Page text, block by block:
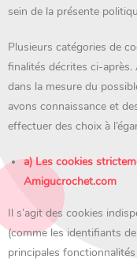
sein de la présente
Plusieurs catégories de
finalités décrites ci-
dans la mesure du
avons connaissance et
effectuer des choix à
a) Les cookies
Amigucrochet.com
Il s’agit des cookies
(comme les identifiants
principales